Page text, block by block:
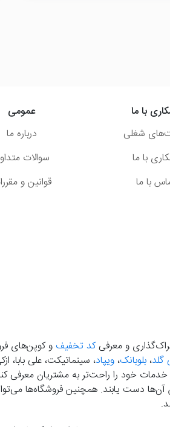
با ما
شغلی
با ما
با ما
عمومی
درباره ما
سوالات
قوانین و
و معرفیکد تخفیفو کوپن‌های
گلد، بلوبانک، ویپاد، سینماتیکت، علی
خود را راحت‌تر به مشتریان معرفی
دست‌ یابند. همچنین فروشگاه‌ها